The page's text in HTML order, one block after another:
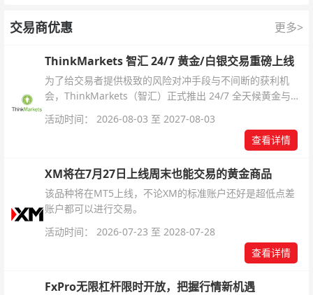
交易商优惠 更多>
ThinkMarkets 智汇 24/7 黄金/白银交易重磅上线
为了给交易者提供极致的风险对冲手段与不间断的获利机
会，ThinkMarkets（智汇）正式推出 24/7 全天候黄金与白
杆配置、支持软件及交易细则。
活动时间： 2026-08-03 至 2027-08-03
查看详情
XM将在7月27日上线周末也能交易的黄金商品
该品种将在MT5上线，不论XM的标准账户还好是超低点差
账户都可以进行交易。
活动时间： 2026-07-23 至 2028-07-28
查看详情
FxPro无限杠杆限时开放，把握行情新机遇